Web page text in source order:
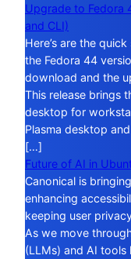
Upgrade to Fedora
and CLI)
Here’s are the
the Fedora 44
download and the
This release brings
desktop for
Plasma desktop
[…]
Future of AI in
Canonical is
enhancing
keeping user
As we move
(LLMs) and AI